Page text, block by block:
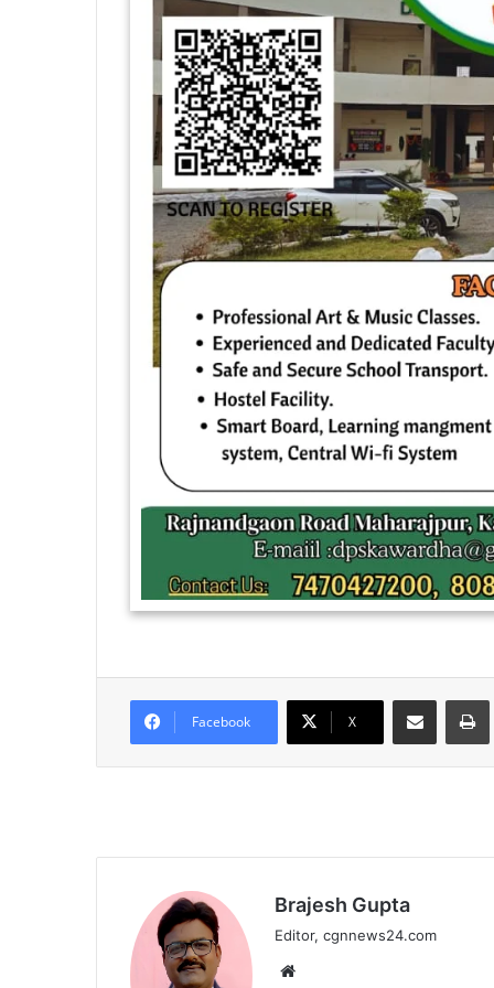
Facebook X
Share via Email
Brajesh Gupta
Editor, cgnnews24.com